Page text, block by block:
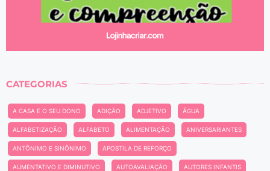
CATEGORIAS
A CASA E O SEU DONO ADIÇÃO ADJETIVO ÁGUA
ALFABETIZAÇÃO ALFABETO ALIMENTAÇÃO ANIVERSARIANTES
ANTÔNIMO E SINÔNIMO APOSTILA DE REFORÇO
AUMENTATIVO E DIMINUTIVO AUTOAVALIAÇÃO AUTORES INFANTIS